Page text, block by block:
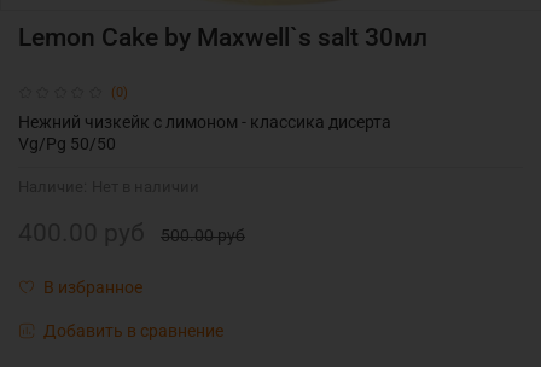
(0)
Lemon Cake by Maxwell`s salt 30мл
500.00 руб
В избранное
Добавить в сравнение
Нежний чизкейк с лимоном - классика дисерта
Vg/Pg 50/50